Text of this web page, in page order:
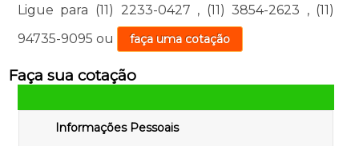
Ligue para (11) 2233-0427 , (11) 3854-2623 , (11)
94735-9095 ou faça uma cotação
Faça sua cotação
Informações Pessoais